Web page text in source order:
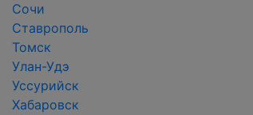
Сочи
Ставрополь
Томск
Улан-Удэ
Уссурийск
Хабаровск